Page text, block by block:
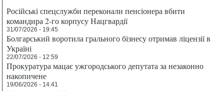
Російські спецслужби переконали пенсіонера вбити
командира 2-го корпусу Нацгвардії
31/07/2026 - 19:45
Болгарський воротила грального бізнесу отримав ліцензії в
Україні
22/07/2026 - 12:59
Прокуратура мацає ужгородського депутата за незаконно
накопичене
19/06/2026 - 14:41